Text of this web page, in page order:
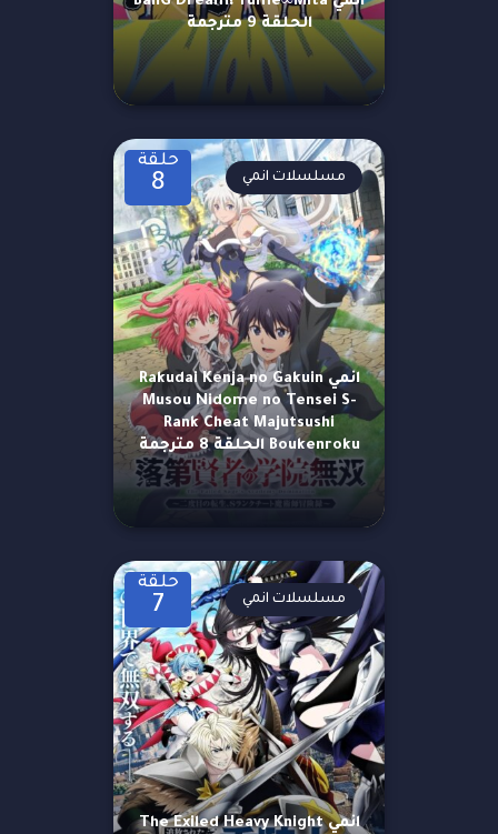
الحلقة 9 مترجمة
حلقة
8
انمي Rakudai Kenja no Gakuin
Musou Nidome no Tensei S-
Rank Cheat Majutsushi
Boukenroku الحلقة 8 مترجمة
مسلسلات انمي
حلقة
7
انمي The Exiled Heavy Knight
مسلسلات انمي